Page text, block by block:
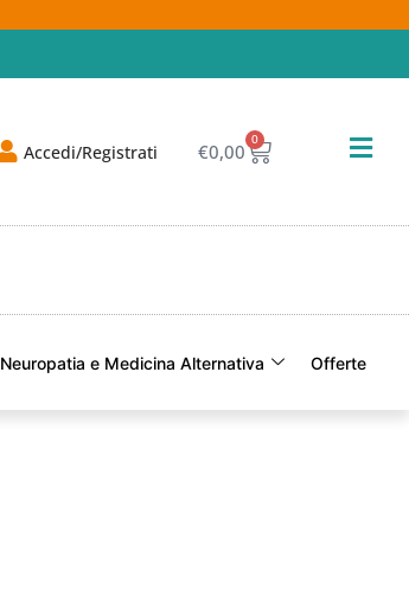
Accedi/Registrati €0,00
0
Neuropatia e Medicina Alternativa Offerte